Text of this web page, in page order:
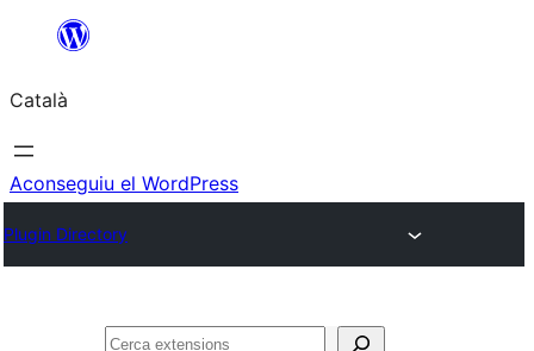
contingut
Català
Aconseguiu el WordPress
Plugin Directory
Cerca